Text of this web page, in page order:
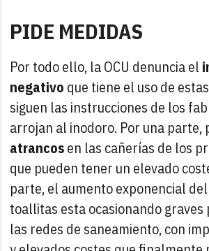
PIDE MEDIDAS
Por todo ello, la OCU denuncia el
negativo que tiene el uso de
siguen las instrucciones de los
arrojan al inodoro. Por una parte,
atrancosen las cañerías de los
que pueden tener un elevado
parte, el aumento exponencial
toallitas esta ocasionando graves
las redes de saneamiento, con